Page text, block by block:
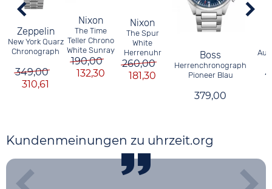
Zeppelin
New York Quarz
Chronograph
349,00
310,61
Nixon
The Time
Teller Chrono
White Sunray
190,00
132,30
Nixon
The Spur
White
Herrenuhr
260,00
181,30
Boss
Herrenchronograph
Pioneer Blau
379,00
Kundenmeinungen zu uhrzeit.org